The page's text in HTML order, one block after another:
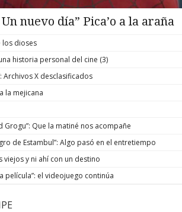
nuevo día” Pica’o a la araña
los dioses
historia personal del cine (3)
Archivos X desclasificados
la mejicana
Grogu”: Que la matiné nos acompañe
de Estambul”: Algo pasó en el entretiempo
viejos y ni ahí con un destino
película”: el videojuego continúa